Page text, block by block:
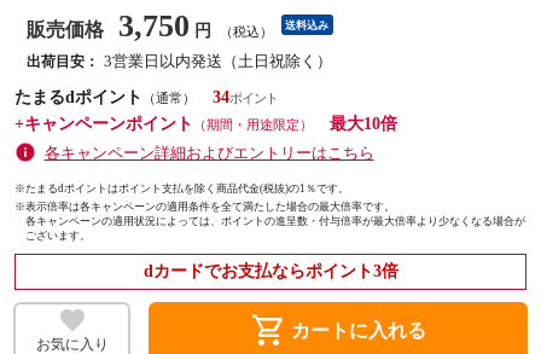
販売価格 3,750 円 （税込） 送料込み
出荷目安： 3営業日以内発送（土日祝除く）
たまるdポイント
（通常）
34
+キャンペーンポイント
（期間・用途限定）
最大10倍
各キャンペーン詳細およびエントリーはこちら
※たまるdポイントはポイント支払を除く商品代金(税抜)の1％です。
※表示倍率は各キャンペーンの適用条件を全て満たした場合の最大倍率です。
各キャンペーンの適用状況によっては、ポイントの進呈数・付与倍率が最大倍率より少なくなる場合が
ございます。
dカードでお支払ならポイント3倍
お気に入り shopping_cart カートに入れる